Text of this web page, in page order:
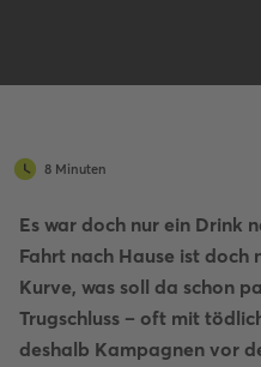
8 Minuten
Es war doch nur ein Drink
Fahrt nach Hause ist doch
Kurve, was soll da schon
Trugschluss – oft mit
deshalb Kampagnen vor